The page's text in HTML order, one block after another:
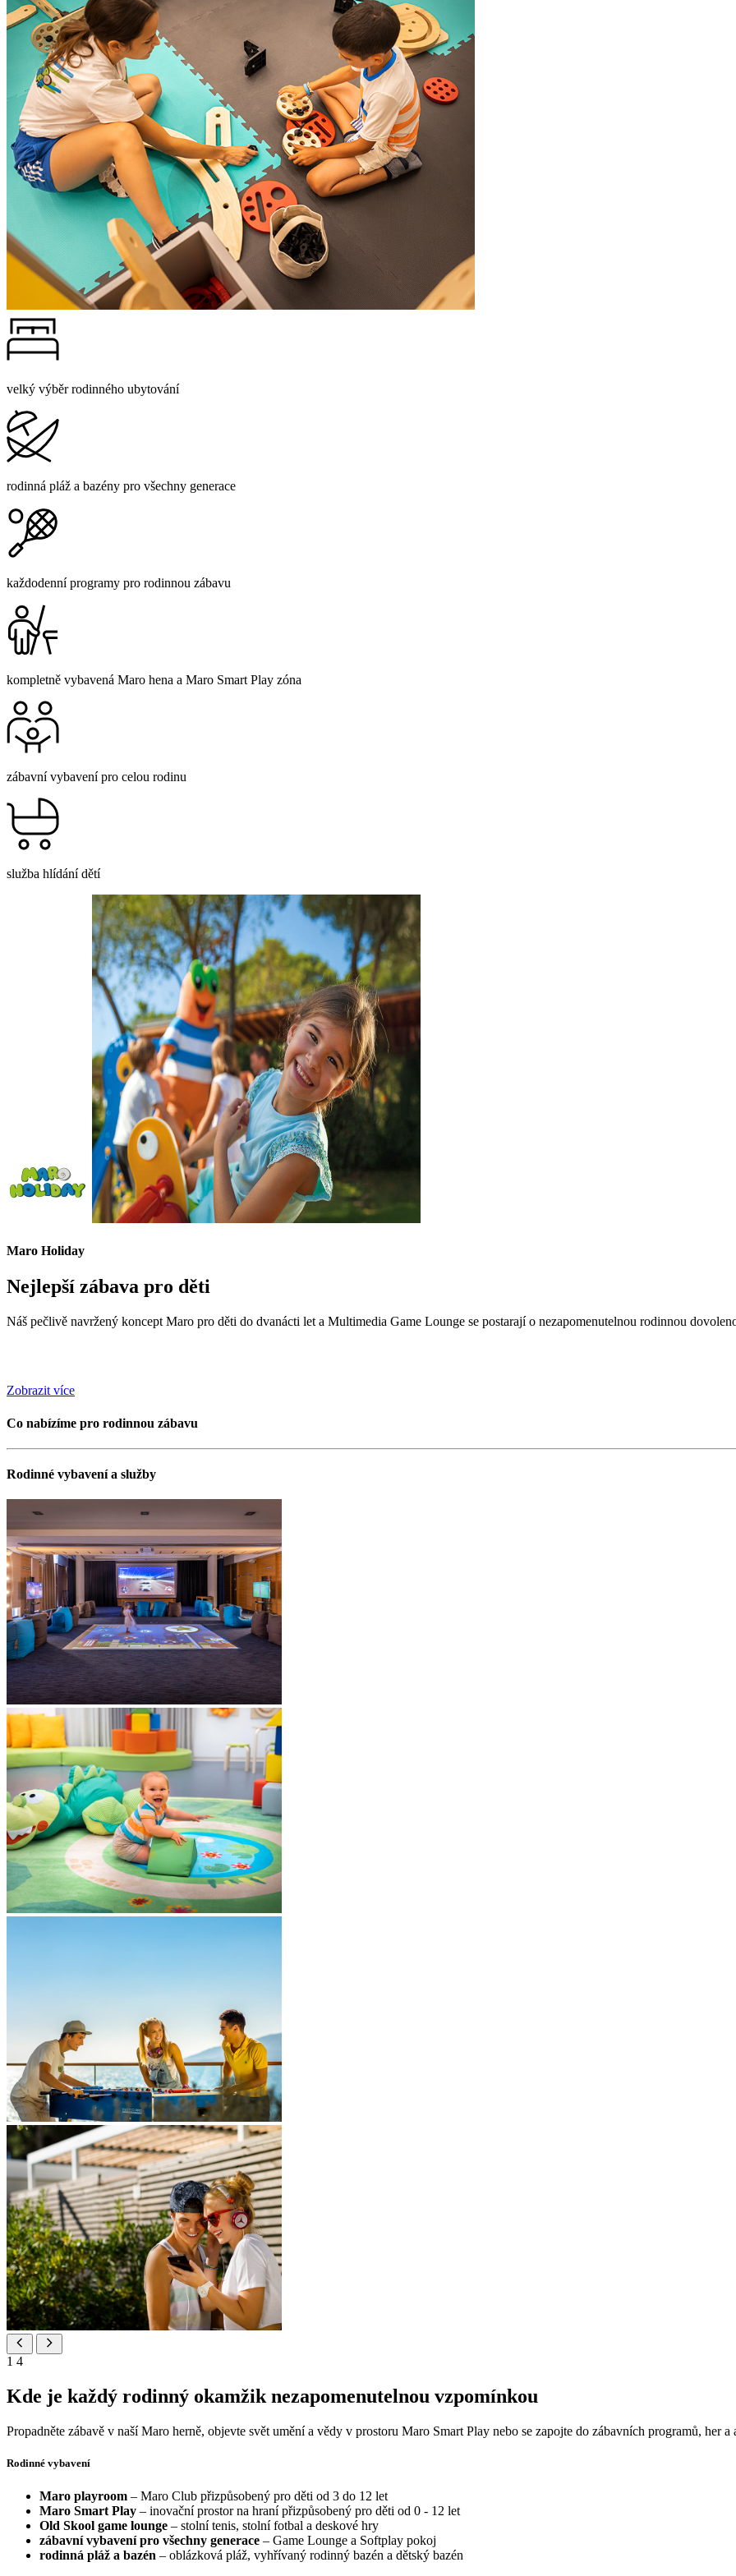
velký výběr rodinného ubytování
rodinná pláž a bazény pro všechny generace
každodenní programy pro rodinnou zábavu
kompletně vybavená Maro hena a Maro Smart Play zóna
zábavní vybavení pro celou rodinu
služba hlídání dětí
Maro Holiday
Nejlepší zábava pro děti
Náš pečlivě navržený koncept Maro pro děti do dvanácti let a Multimedia Game Lounge se postarají o nezapomenutelnou rodinnou
Zobrazit více
Co nabízíme pro rodinnou zábavu
Rodinné vybavení a služby
1 4
Kde je každý rodinný okamžik nezapomenutelnou vzpomínkou
Propadněte zábavě v naší Maro herně, objevte svět umění a vědy v prostoru Maro Smart Play nebo se zapojte do zábavních programů, her a
Rodinné vybavení
Maro playroom – Maro Club přizpůsobený pro děti od 3 do 12 let
Maro Smart Play – inovační prostor na hraní přizpůsobený pro děti od 0 - 12 let
Old Skool game lounge – stolní tenis, stolní fotbal a deskové hry
zábavní vybavení pro všechny generace – Game Lounge a Softplay pokoj
rodinná pláž a bazén – oblázková pláž, vyhřívaný rodinný bazén a dětský bazén